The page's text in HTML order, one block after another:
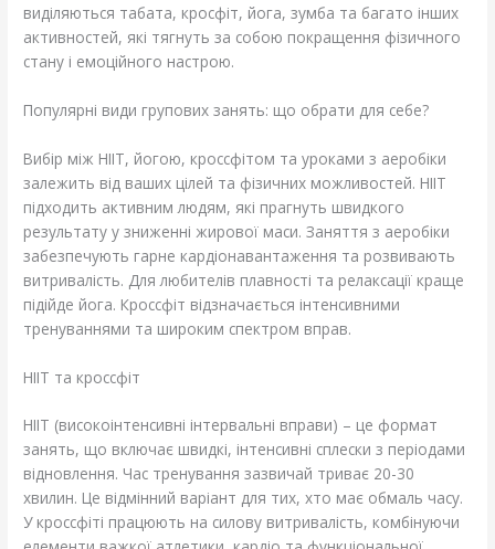
виділяються табата, кросфіт, йога, зумба та багато інших
активностей, які тягнуть за собою покращення фізичного
стану і емоційного настрою.
Популярні види групових занять: що обрати для себе?
Вибір між HIIT, йогою, кроссфітом та уроками з аеробіки
залежить від ваших цілей та фізичних можливостей. HIIT
підходить активним людям, які прагнуть швидкого
результату у зниженні жирової маси. Заняття з аеробіки
забезпечують гарне кардіонавантаження та розвивають
витривалість. Для любителів плавності та релаксації краще
підійде йога. Кроссфіт відзначається інтенсивними
тренуваннями та широким спектром вправ.
HIIT та кроссфіт
HIIT (високоінтенсивні інтервальні вправи) – це формат
занять, що включає швидкі, інтенсивні сплески з періодами
відновлення. Час тренування зазвичай триває 20-30
хвилин. Це відмінний варіант для тих, хто має обмаль часу.
У кроссфіті працюють на силову витривалість, комбінуючи